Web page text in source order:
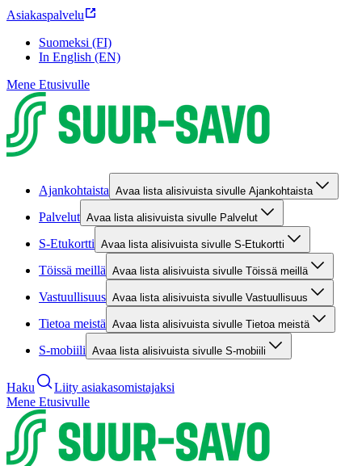
Asiakaspalvelu
Suomeksi (FI)
In English (EN)
Mene Etusivulle
Ajankohtaista Avaa lista alisivuista sivulle Ajankohtaista
Palvelut Avaa lista alisivuista sivulle Palvelut
S-Etukortti Avaa lista alisivuista sivulle S-Etukortti
Töissä meillä Avaa lista alisivuista sivulle Töissä meillä
Vastuullisuus Avaa lista alisivuista sivulle Vastuullisuus
Tietoa meistä Avaa lista alisivuista sivulle Tietoa meistä
S-mobiili Avaa lista alisivuista sivulle S-mobiili
Haku
Liity asiakasomistajaksi
Mene Etusivulle